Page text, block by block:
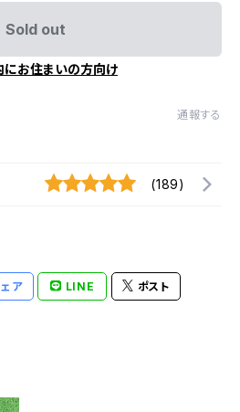
Sold out
にお住まいの方向け
通報する
(189)
ア LINE ポスト